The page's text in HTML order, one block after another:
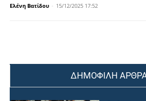
Ελένη Βατίδου - 15/12/2025 17:52
ΔΗΜΟΦΙΛΗ